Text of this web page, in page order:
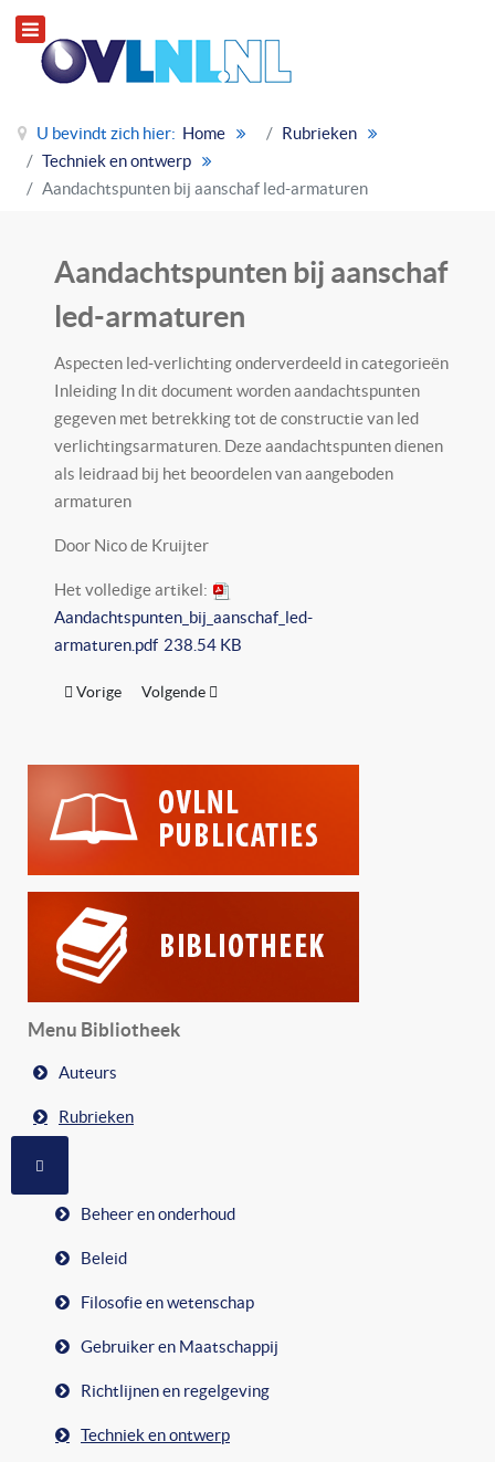
U bevindt zich hier: Home
Rubrieken
Techniek en ontwerp
Aandachtspunten bij aanschaf led-armaturen
Aandachtspunten bij aanschaf
led-armaturen
Aspecten led‐verlichting onderverdeeld in categorieën
Inleiding In dit document worden aandachtspunten
gegeven met betrekking tot de constructie van led
verlichtingsarmaturen. Deze aandachtspunten dienen
als leidraad bij het beoordelen van aangeboden
armaturen
Door Nico de Kruijter
Het volledige artikel:
Aandachtspunten_bij_aanschaf_led-
armaturen.pdf 238.54 KB
Vorig artikel: Algemene Specificaties Houten Lichtmasten
Vorige Volgende artikel: Groot gelijk: De toekomst van
Volgende
Menu Bibliotheek
Auteurs
Rubrieken
Beheer en onderhoud
Beleid
Filosofie en wetenschap
Gebruiker en Maatschappij
Richtlijnen en regelgeving
Techniek en ontwerp